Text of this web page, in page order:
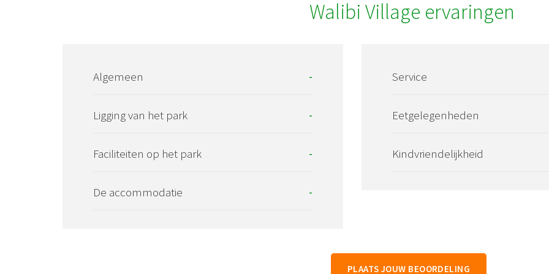
Walibi Village ervaringen
Algemeen -
Ligging van het park -
Faciliteiten op het park -
De accommodatie -
Service
Eetgelegenheden
Kindvriendelijkheid
PLAATS JOUW BEOORDELING